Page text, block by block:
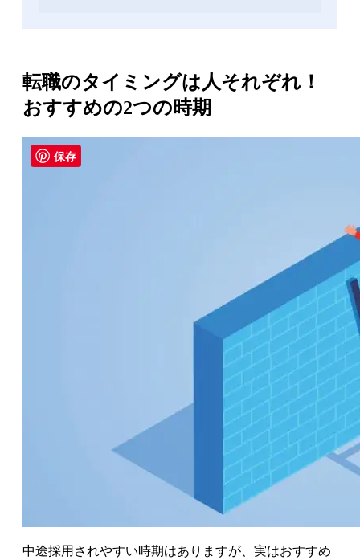
転職のタイミングは人それぞれ！
おすすめの2つの時期
中途採用されやすい時期はありますが、実はおすすめ
保存